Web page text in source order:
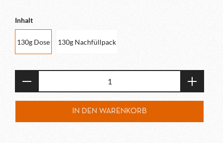
Inhalt
130g Dose 130g Nachfüllpack
Produkt Anzahl: Gib den gewünschten
IN DEN WARENKORB